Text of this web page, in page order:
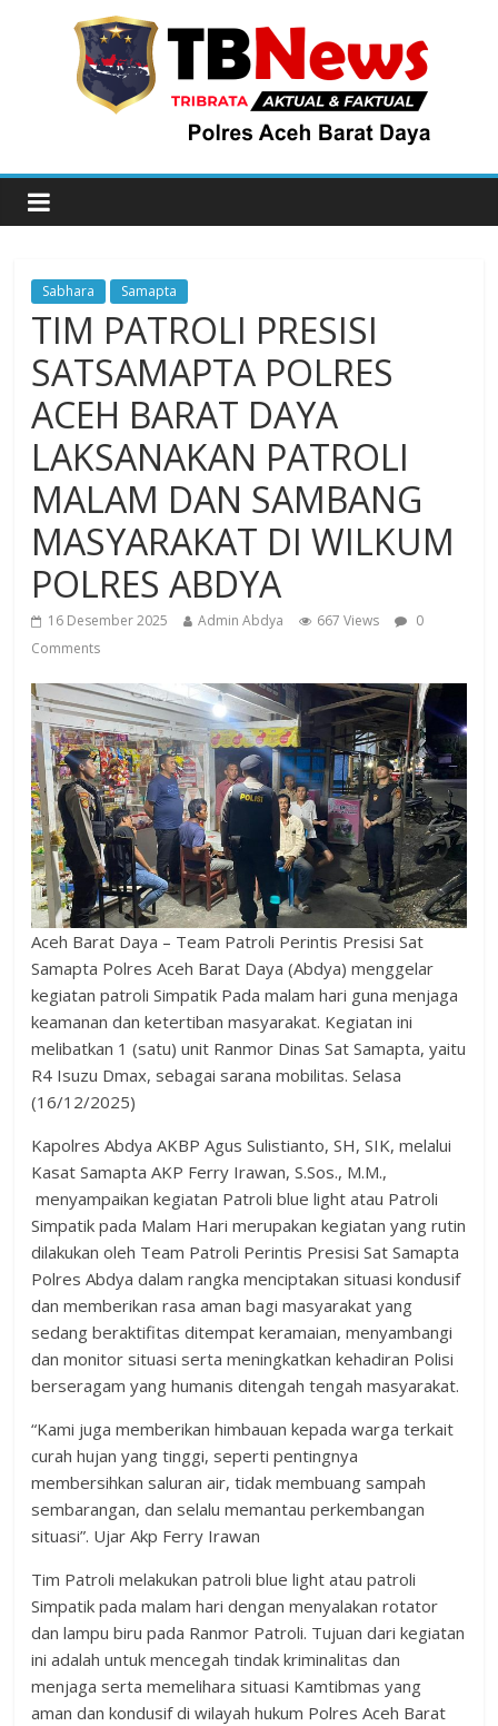
Sabhara Samapta
TIM PATROLI PRESISI
SATSAMAPTA POLRES
ACEH BARAT DAYA
LAKSANAKAN PATROLI
MALAM DAN SAMBANG
MASYARAKAT DI WILKUM
POLRES ABDYA
16 Desember 2025 Admin Abdya 667 Views
0
Comments
Aceh Barat Daya – Team Patroli Perintis Presisi Sat
Samapta Polres Aceh Barat Daya (Abdya) menggelar
kegiatan patroli Simpatik Pada malam hari guna menjaga
keamanan dan ketertiban masyarakat. Kegiatan ini
melibatkan 1 (satu) unit Ranmor Dinas Sat Samapta, yaitu
R4 Isuzu Dmax, sebagai sarana mobilitas. Selasa
(16/12/2025)
Kapolres Abdya AKBP Agus Sulistianto, SH, SIK, melalui
Kasat Samapta AKP Ferry Irawan, S.Sos., M.M.,
menyampaikan kegiatan Patroli blue light atau Patroli
Simpatik pada Malam Hari merupakan kegiatan yang rutin
dilakukan oleh Team Patroli Perintis Presisi Sat Samapta
Polres Abdya dalam rangka menciptakan situasi kondusif
dan memberikan rasa aman bagi masyarakat yang
sedang beraktifitas ditempat keramaian, menyambangi
dan monitor situasi serta meningkatkan kehadiran Polisi
berseragam yang humanis ditengah tengah masyarakat.
“Kami juga memberikan himbauan kepada warga terkait
curah hujan yang tinggi, seperti pentingnya
membersihkan saluran air, tidak membuang sampah
sembarangan, dan selalu memantau perkembangan
situasi”. Ujar Akp Ferry Irawan
Tim Patroli melakukan patroli blue light atau patroli
Simpatik pada malam hari dengan menyalakan rotator
dan lampu biru pada Ranmor Patroli. Tujuan dari kegiatan
ini adalah untuk mencegah tindak kriminalitas dan
menjaga serta memelihara situasi Kamtibmas yang
aman dan kondusif di wilayah hukum Polres Aceh Barat